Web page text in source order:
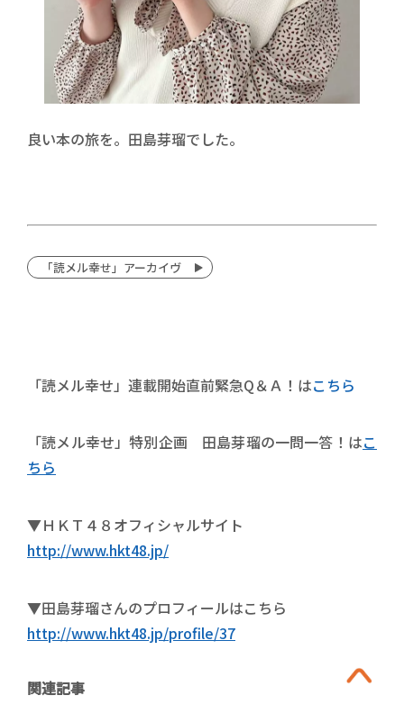
良い本の旅を。田島芽瑠でした。
「読メル幸せ」アーカイヴ
「読メル幸せ」連載開始直前緊急Q＆Ａ！はこちら
「読メル幸せ」特別企画 田島芽瑠の一問一答！はこ
ちら
▼ＨＫＴ４８オフィシャルサイト
http://www.hkt48.jp/
▼田島芽瑠さんのプロフィールはこちら
http://www.hkt48.jp/profile/37
関連記事